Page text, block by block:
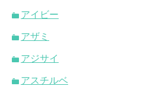
アイビー
アザミ
アジサイ
アスチルベ